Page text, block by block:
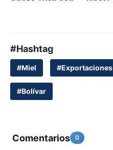
#Hashtag
#Miel #Exportaciones
#Bolívar
Comentarios 0